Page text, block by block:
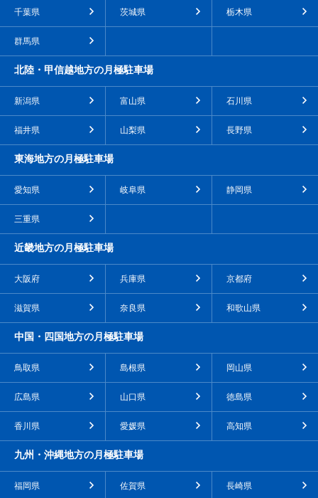
千葉県 茨城県 栃木県
群馬県
北陸・甲信越地方の月極駐車場
新潟県 富山県 石川県
福井県 山梨県 長野県
東海地方の月極駐車場
愛知県 岐阜県 静岡県
三重県
近畿地方の月極駐車場
大阪府 兵庫県 京都府
滋賀県 奈良県 和歌山県
中国・四国地方の月極駐車場
鳥取県 島根県 岡山県
広島県 山口県 徳島県
香川県 愛媛県 高知県
九州・沖縄地方の月極駐車場
福岡県 佐賀県 長崎県